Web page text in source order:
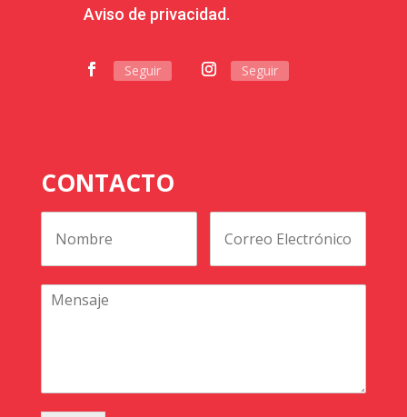
Aviso de privacidad.
Seguir Seguir
CONTACTO